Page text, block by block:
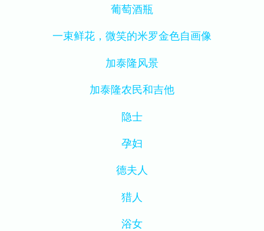
葡萄酒瓶
一束鲜花，微笑的米罗金色自画像
加泰隆风景
加泰隆农民和吉他
隐士
孕妇
德夫人
猎人
浴女